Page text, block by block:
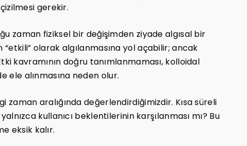
gerekir.
zaman fiziksel bir değişimden ziyade algısal bir
olarak algılanmasına yol açabilir; ancak
kavramının doğru tanımlanmaması, kolloidal
ele alınmasına neden olur.
aralığında değerlendirdiğimizdir. Kısa süreli
kullanıcı beklentilerinin karşılanması mı? Bu
eksik kalır.